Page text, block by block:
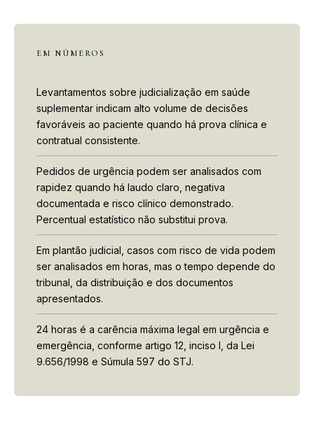
EM NÚMEROS
Levantamentos sobre judicialização em saúde
suplementar indicam alto volume de decisões
favoráveis ao paciente quando há prova clínica e
contratual consistente.
Pedidos de urgência podem ser analisados com
rapidez quando há laudo claro, negativa
documentada e risco clínico demonstrado.
Percentual estatístico não substitui prova.
Em plantão judicial, casos com risco de vida podem
ser analisados em horas, mas o tempo depende do
tribunal, da distribuição e dos documentos
apresentados.
24 horas é a carência máxima legal em urgência e
emergência, conforme artigo 12, inciso I, da Lei
9.656/1998 e Súmula 597 do STJ.